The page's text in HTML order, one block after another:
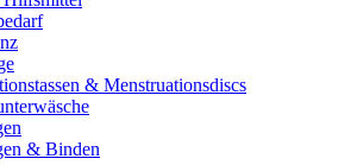
& Menstruationsdiscs
& Binden